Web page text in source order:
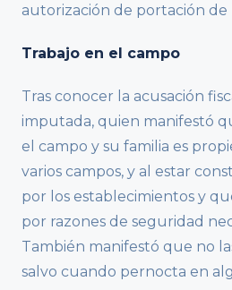
autorización de portación de
Trabajo en el campo
Tras conocer la acusación
imputada, quien manifestó
el campo y su familia es
varios campos, y al estar
por los establecimientos y
por razones de seguridad
También manifestó que no
salvo cuando pernocta en